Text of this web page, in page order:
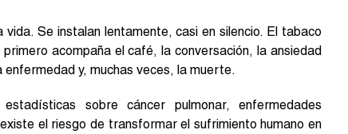
Se instalan lentamente, casi en silencio. El tabaco
acompaña el café, la conversación, la ansiedad
y, muchas veces, la muerte.
sobre cáncer pulmonar, enfermedades
el riesgo de transformar el sufrimiento humano en